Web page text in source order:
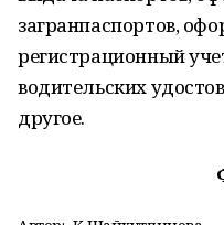
загранпаспортов,
регистрационный
водительских
другое.